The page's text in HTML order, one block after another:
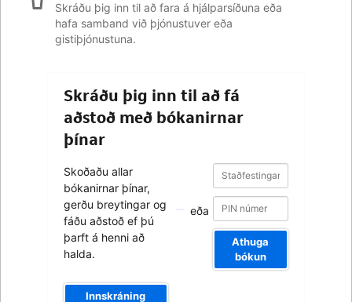
Skráðu þig inn til að fara á hjálparsíðuna eða
hafa samband við þjónustuver eða
gistiþjónustuna.
Skráðu þig inn til að fá
aðstoð með bókanirnar
þínar
Skoðaðu allar
bókanirnar þínar,
gerðu breytingar og
fáðu aðstoð ef þú
þarft á henni að
halda.
Innskráning
eða
Staðfestingarnúmer
Staðfestingarnúmer
Athuga
bókun